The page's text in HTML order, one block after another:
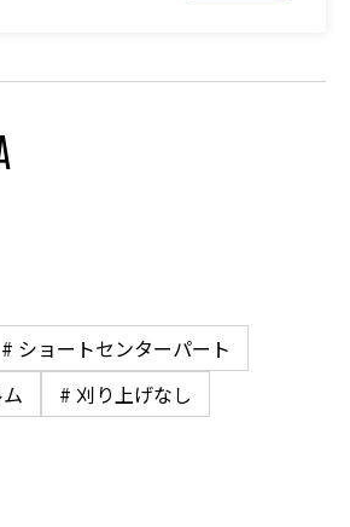
# ショートセンターパート
# 刈り上げなし